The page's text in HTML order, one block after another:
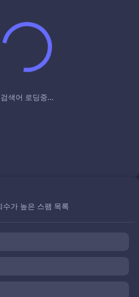
검색어 로딩중...
가 높은 스팸 목록